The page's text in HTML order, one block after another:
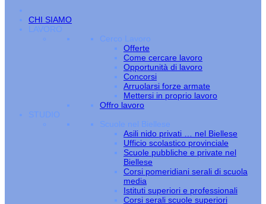
CHI SIAMO
LAVORO
Cerco Lavoro
Offerte
Come cercare lavoro
Opportunità di lavoro
Concorsi
Arruolarsi forze armate
Mettersi in proprio lavoro
Offro lavoro
STUDIO
Scuole nel Biellese
Asili nido privati … nel Biellese
Ufficio scolastico provinciale
Scuole pubbliche e private nel
Biellese
Corsi pomeridiani serali di scuola
media
Istituti superiori e professionali
Corsi serali scuole superiori